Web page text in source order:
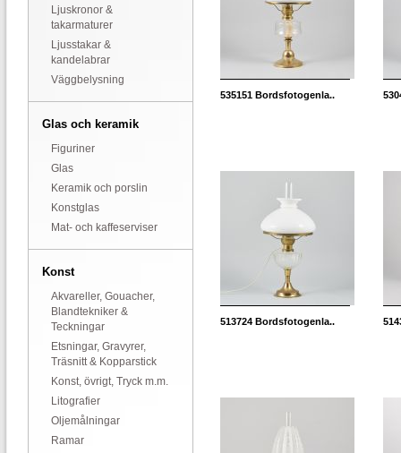
Ljuskronor &
takarmaturer
Ljusstakar &
kandelabrar
Väggbelysning
Glas och keramik
Figuriner
Glas
Keramik och porslin
Konstglas
Mat- och kaffeserviser
Konst
Akvareller, Gouacher,
Blandtekniker &
Teckningar
Etsningar, Gravyrer,
Träsnitt & Kopparstick
Konst, övrigt, Tryck m.m.
Litografier
Oljemålningar
Ramar
535151 Bordsfotogenla..
513724 Bordsfotogenla..